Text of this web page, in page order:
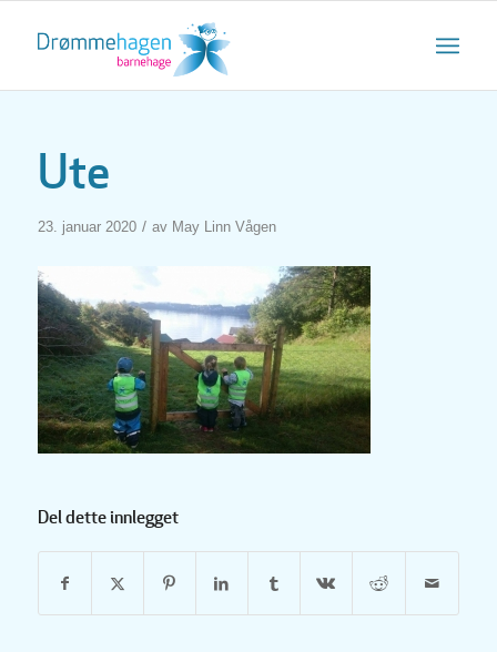
Ute
23. januar 2020 / av May Linn Vågen
Del dette innlegget